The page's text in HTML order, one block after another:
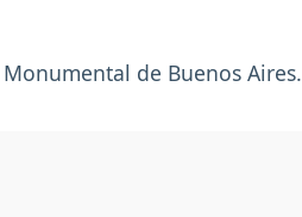
de Buenos Aires.